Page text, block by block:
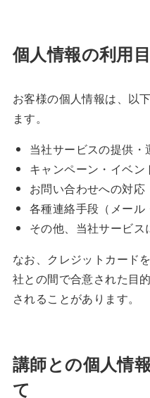
個人情報の利用
お客様の個人情報は、以
ます。
当社サービスの提供・
キャンペーン・イベン
お問い合わせへの対応
各種連絡手段（メー
その他、当社サービ
なお、クレジットカード
社との間で合意された目
されることがあります。
講師との個人情
て